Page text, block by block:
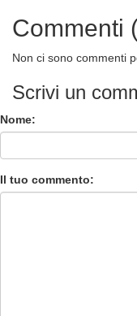
Commenti
Non ci sono commenti
Scrivi un
Nome:
Il tuo commento: